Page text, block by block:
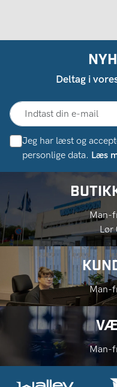
Deltag i
Jeg har læst og
personlige data. Læs
Man-
Lør
Man-
Man-